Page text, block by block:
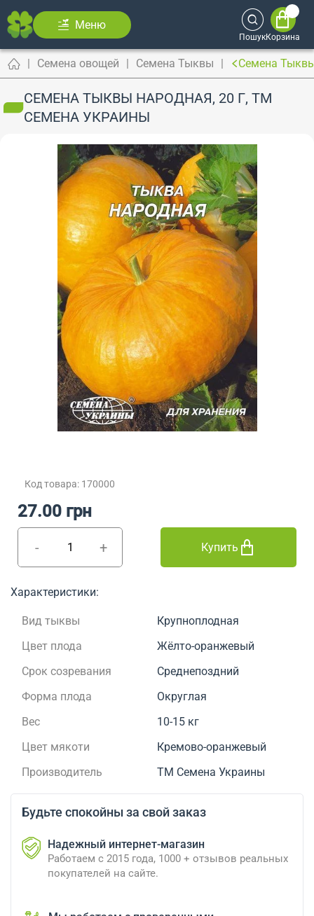
Меню
ПошукКорзина
Семена овощей Семена Тыквы Семена
СЕМЕНА ТЫКВЫ НАРОДНАЯ, 20 Г, ТМ
СЕМЕНА УКРАИНЫ
Код товара: 170000
- +
27.00 грн
Купить
Характеристики:
Вид тыквы
Крупноплодная
Цвет плода
Жёлто-оранжевый
Срок созревания
Среднепоздний
Форма плода
Округлая
Вес
10-15 кг
Цвет мякоти
Кремово-оранжевый
Производитель
ТМ Семена Украины
Будьте спокойны за свой заказ
Надежный интернет-магазин
Работаем с 2015 года, 1000 + отзывов реальных
покупателей на сайте.